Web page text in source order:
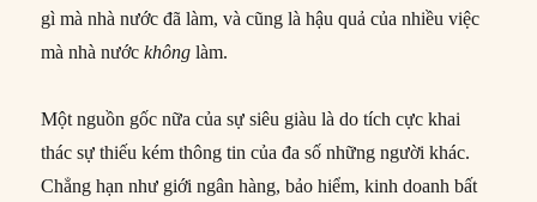
gì mà nhà nước đã làm, và cũng là hậu quả của nhiều việc
mà nhà nướckhông làm.
Một nguồn gốc nữa của sự siêu giàu là do tích cực khai
thác sự thiếu kém thông tin của đa số những người khác.
Chẳng hạn như giới ngân hàng, bảo hiểm, kinh doanh bất